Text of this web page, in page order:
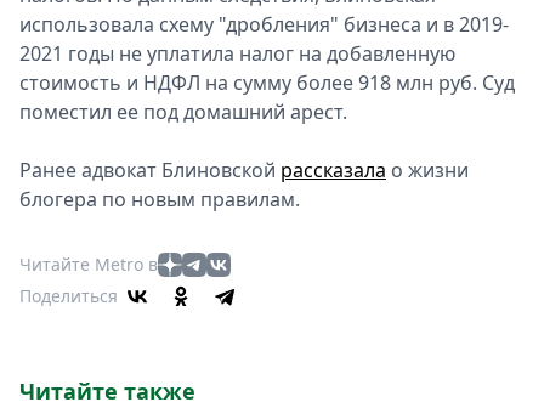
использовала схему "дробления" бизнеса и в 2019-
2021 годы не уплатила налог на добавленную
стоимость и НДФЛ на сумму более 918 млн руб. Суд
поместил ее под домашний арест.
Ранее адвокат Блиновской рассказала о жизни
блогера по новым правилам.
Читайте Metro в
Поделиться
Читайте также